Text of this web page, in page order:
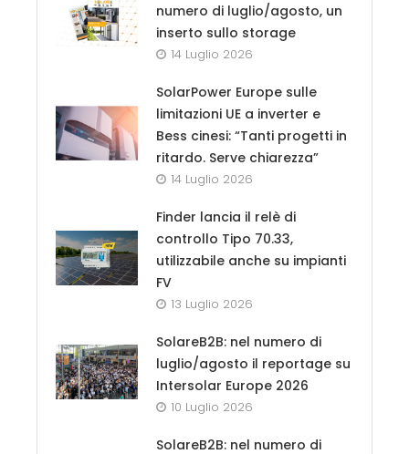
numero di luglio/agosto, un
inserto sullo storage
14 Luglio 2026
SolarPower Europe sulle
limitazioni UE a inverter e
Bess cinesi: “Tanti progetti in
ritardo. Serve chiarezza”
14 Luglio 2026
Finder lancia il relè di
controllo Tipo 70.33,
utilizzabile anche su impianti
FV
13 Luglio 2026
SolareB2B: nel numero di
luglio/agosto il reportage su
Intersolar Europe 2026
10 Luglio 2026
SolareB2B: nel numero di